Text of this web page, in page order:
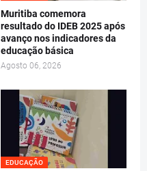
Muritiba comemora
resultado do IDEB 2025 após
avanço nos indicadores da
educação básica
Agosto 06, 2026
EDUCAÇÃO